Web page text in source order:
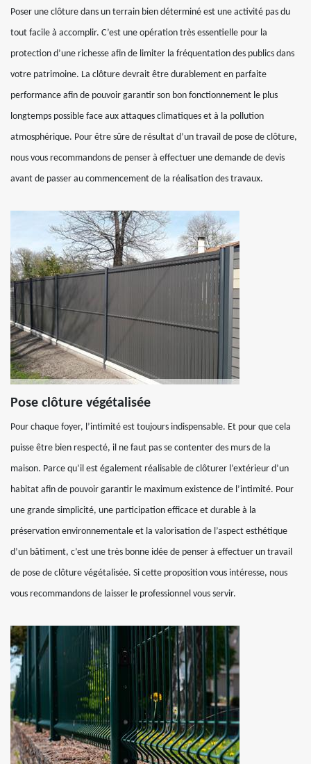
Poser une clôture dans un terrain bien déterminé est une activité pas du
tout facile à accomplir. C’est une opération très essentielle pour la
protection d’une richesse afin de limiter la fréquentation des publics dans
votre patrimoine. La clôture devrait être durablement en parfaite
performance afin de pouvoir garantir son bon fonctionnement le plus
longtemps possible face aux attaques climatiques et à la pollution
atmosphérique. Pour être sûre de résultat d’un travail de pose de clôture,
nous vous recommandons de penser à effectuer une demande de devis
avant de passer au commencement de la réalisation des travaux.
Pose clôture végétalisée
Pour chaque foyer, l’intimité est toujours indispensable. Et pour que cela
puisse être bien respecté, il ne faut pas se contenter des murs de la
maison. Parce qu’il est également réalisable de clôturer l’extérieur d’un
habitat afin de pouvoir garantir le maximum existence de l’intimité. Pour
une grande simplicité, une participation efficace et durable à la
préservation environnementale et la valorisation de l’aspect esthétique
d’un bâtiment, c’est une très bonne idée de penser à effectuer un travail
de pose de clôture végétalisée. Si cette proposition vous intéresse, nous
vous recommandons de laisser le professionnel vous servir.